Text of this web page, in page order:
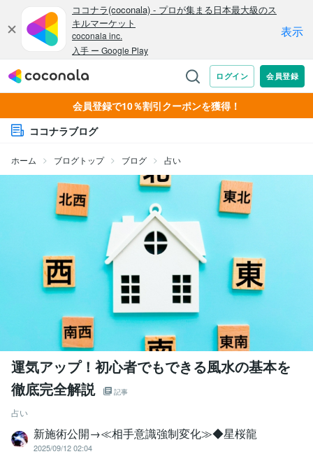
会員登録で10％割引クーポンを獲得！
ココナラブログ
ホーム ブログトップ ブログ 占い
運気アップ！初心者でもできる風水の基本を
徹底完全解説
記事
占い
新施術公開→≪相手意識強制変化≫◆星桜龍
2025/09/12 02:04